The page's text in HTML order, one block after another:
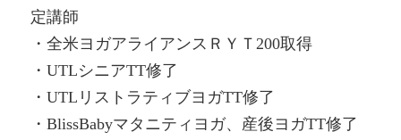
定講師
・全米ヨガアライアンスＲＹＴ200取得
・UTLシニアTT修了
・UTLリストラティブヨガTT修了
・BlissBabyマタニティヨガ、産後ヨガTT修了